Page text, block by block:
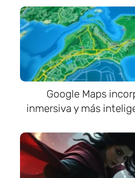
Google Maps
inmersiva y más